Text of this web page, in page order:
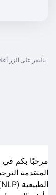
بالنقر على الزر
مرحبًا بكم في
المتقدمة